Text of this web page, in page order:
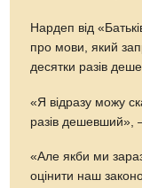
Нардеп від
про мови, який
десятки разів
«Я відразу можу
разів дешевший»,
«Але якби ми
оцінити наш